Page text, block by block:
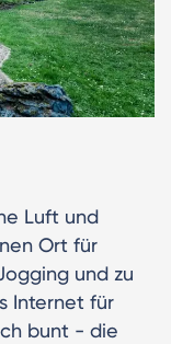
Luft und
Ort für
und zu
Internet für
bunt - die